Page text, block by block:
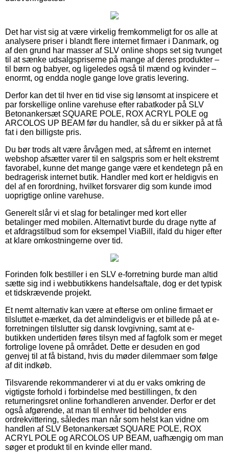
Det har vist sig at være virkelig fremkommeligt for os alle at
analysere priser i blandt flere internet firmaer i Danmark, og
af den grund har masser af SLV online shops set sig tvunget
til at sænke udsalgspriserne på mange af deres produkter –
til børn og babyer, og ligeledes også til mænd og kvinder –
enormt, og endda nogle gange love gratis levering.
Derfor kan det til hver en tid vise sig lønsomt at inspicere et
par forskellige online varehuse efter rabatkoder på SLV
Betonankersæt SQUARE POLE, ROX ACRYL POLE og
ARCOLOS UP BEAM før du handler, så du er sikker på at få
fat i den billigste pris.
Du bør trods alt være årvågen med, at såfremt en internet
webshop afsætter varer til en salgspris som er helt ekstremt
favorabel, kunne det mange gange være et kendetegn på en
bedragerisk internet butik. Handler med kort er heldigvis en
del af en forordning, hvilket forsvarer dig som kunde imod
uoprigtige online varehuse.
Generelt slår vi et slag for betalinger med kort eller
betalinger med mobilen. Alternativt burde du drage nytte af
et afdragstilbud som for eksempel ViaBill, ifald du higer efter
at klare omkostningerne over tid.
Forinden folk bestiller i en SLV e-forretning burde man altid
sætte sig ind i webbutikkens handelsaftale, dog er det typisk
et tidskrævende projekt.
Et nemt alternativ kan være at efterse om online firmaet er
tilsluttet e-mærket, da det almindeligvis er et billede på at e-
forretningen tilslutter sig dansk lovgivning, samt at e-
butikken undertiden føres tilsyn med af fagfolk som er meget
fortrolige lovene på området. Dette er desuden en god
genvej til at få bistand, hvis du møder dilemmaer som følge
af dit indkøb.
Tilsvarende rekommanderer vi at du er vaks omkring de
vigtigste forhold i forbindelse med bestillingen, fx den
returneringsret online forhandleren anvender. Derfor er det
også afgørende, at man til enhver tid beholder ens
ordrekvittering, således man når som helst kan vidne om
handlen af SLV Betonankersæt SQUARE POLE, ROX
ACRYL POLE og ARCOLOS UP BEAM, uafhængig om man
søger et produkt til en kvinde eller mand.